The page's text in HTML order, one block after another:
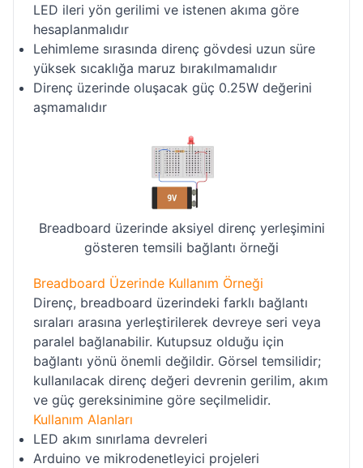
LED ileri yön gerilimi ve istenen akıma göre
hesaplanmalıdır
Lehimleme sırasında direnç gövdesi uzun süre
yüksek sıcaklığa maruz bırakılmamalıdır
Direnç üzerinde oluşacak güç 0.25W değerini
aşmamalıdır
Breadboard üzerinde aksiyel direnç yerleşimini
gösteren temsili bağlantı örneği
Breadboard Üzerinde Kullanım Örneği
Direnç, breadboard üzerindeki farklı bağlantı
sıraları arasına yerleştirilerek devreye seri veya
paralel bağlanabilir. Kutupsuz olduğu için
bağlantı yönü önemli değildir. Görsel temsilidir;
kullanılacak direnç değeri devrenin gerilim, akım
ve güç gereksinimine göre seçilmelidir.
Kullanım Alanları
LED akım sınırlama devreleri
Arduino ve mikrodenetleyici projeleri